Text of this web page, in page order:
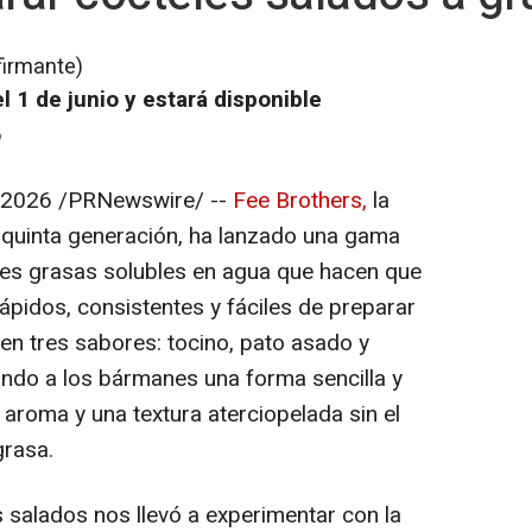
1 de junio y estará disponible
/PRNewswire/ -- Fee Brothers, la
generación, ha lanzado una gama
grasas solubles en agua que hacen que
consistentes y fáciles de preparar
tres sabores: tocino, pato asado y
a los bármanes una forma sencilla y
y una textura aterciopelada sin el
nos llevó a experimentar con la